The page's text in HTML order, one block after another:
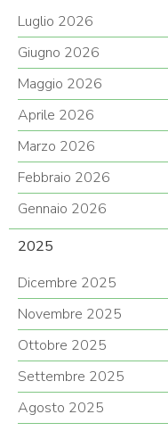
Luglio 2026
Giugno 2026
Maggio 2026
Aprile 2026
Marzo 2026
Febbraio 2026
Gennaio 2026
2025
Dicembre 2025
Novembre 2025
Ottobre 2025
Settembre 2025
Agosto 2025